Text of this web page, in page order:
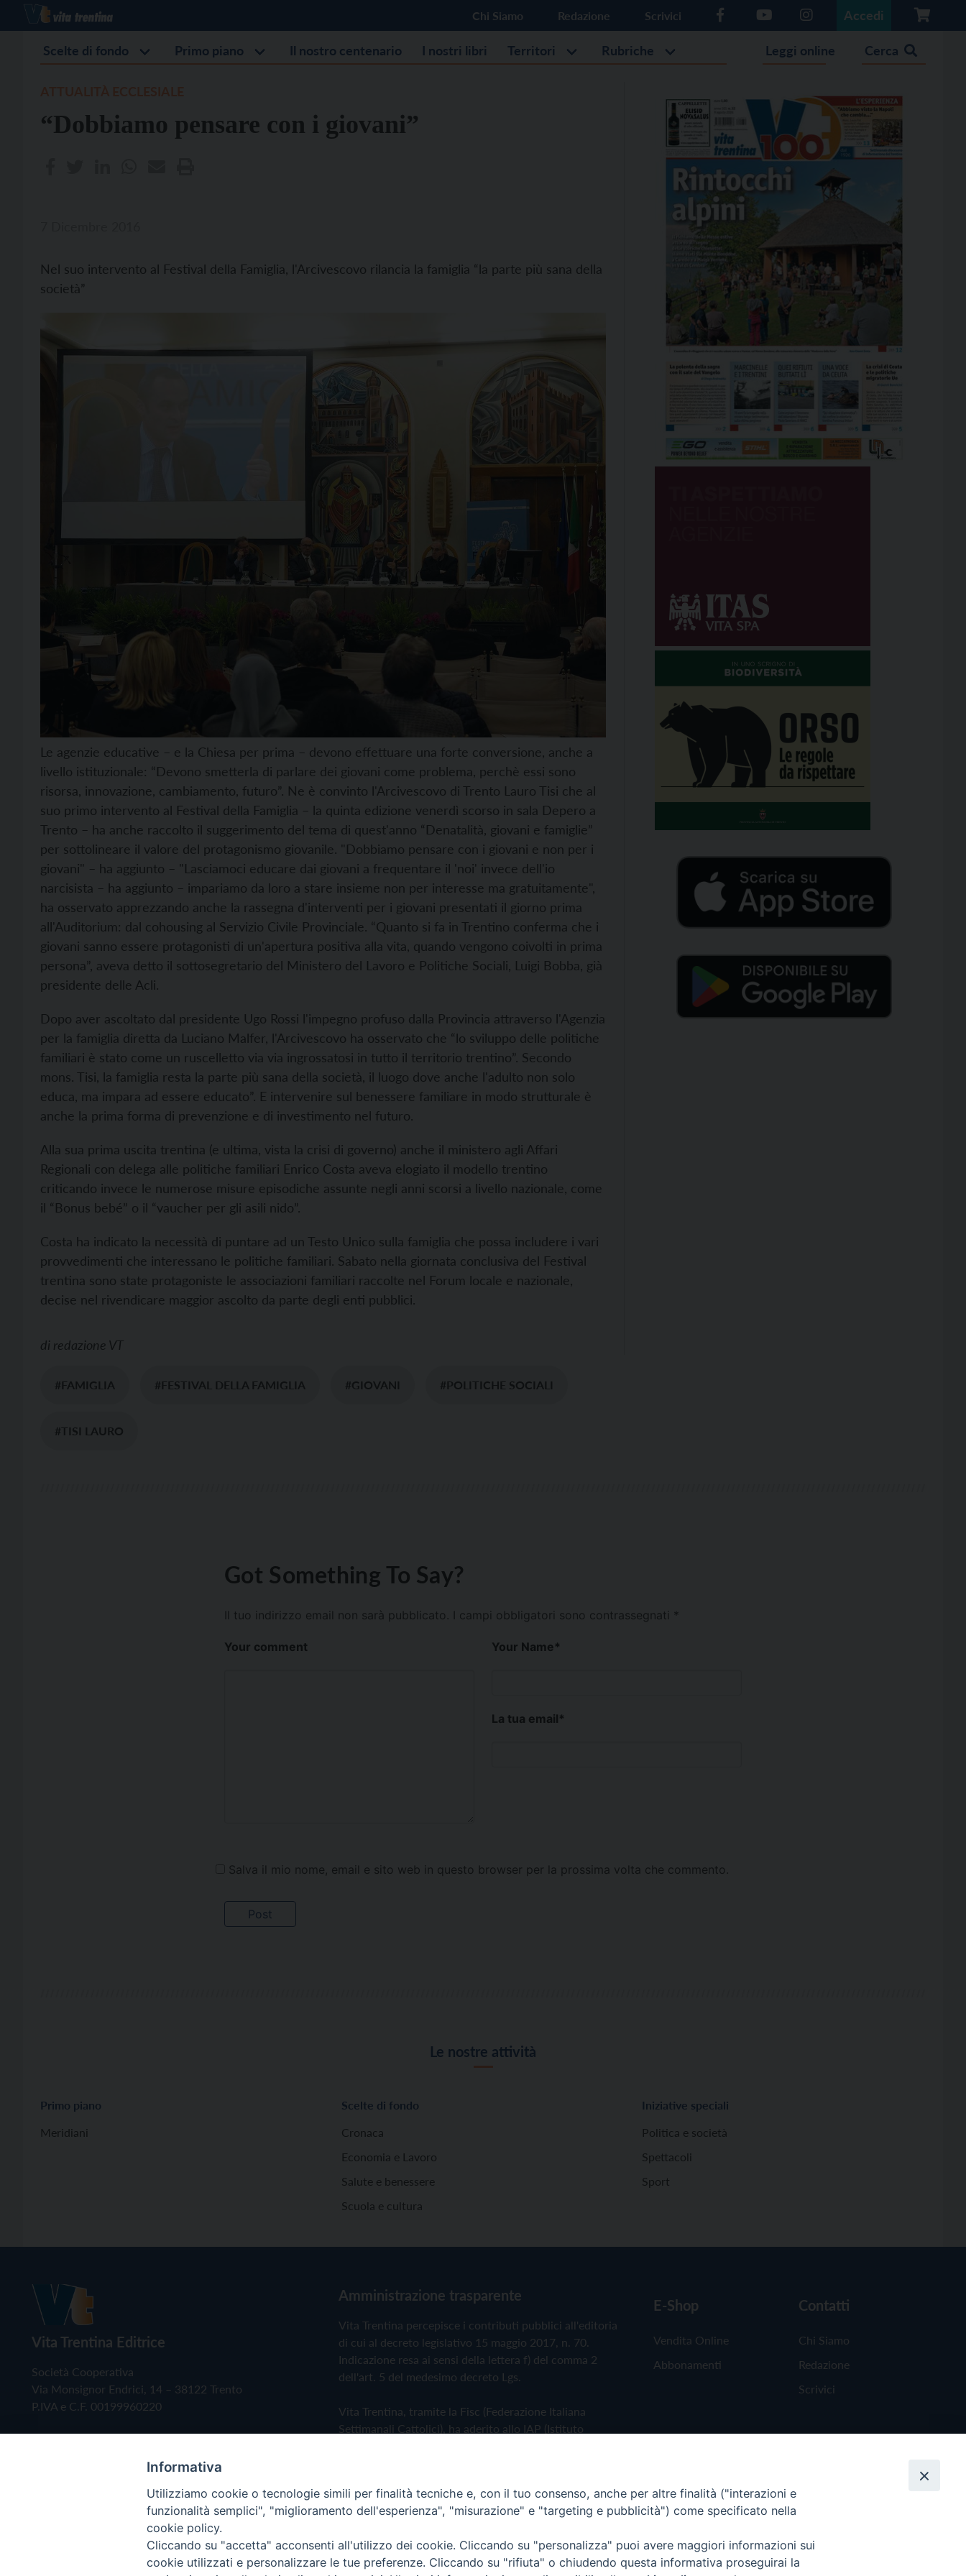
Chi Siamo Redazione Scrivici Accedi
Scelte di fondo Primo piano Il nostro centenario I nostri libri Territori Rubriche Leggi online Cerca
“Dobbiamo pensare con i giovani”
Nel suo intervento al Festival della Famiglia, l'Arcivescovo rilancia la famiglia “la parte più sana della
società”
Le agenzie educative – e la Chiesa per prima – devono effettuare una forte conversione, anche a
livello istituzionale: “Devono smetterla di parlare dei giovani come problema, perchè essi sono
risorsa, innovazione, cambiamento, futuro”. Ne è convinto l'Arcivescovo di Trento Lauro Tisi che al
suo primo intervento al Festival della Famiglia – la quinta edizione venerdì scorso in sala Depero a
Trento – ha anche raccolto il suggerimento del tema di quest'anno “Denatalità, giovani e famiglie”
per sottolineare il valore del protagonismo giovanile. "Dobbiamo pensare con i giovani e non per i
giovani" – ha aggiunto – "Lasciamoci educare dai giovani a frequentare il 'noi' invece dell'io
narcisista – ha aggiunto – impariamo da loro a stare insieme non per interesse ma gratuitamente",
ha osservato apprezzando anche la rassegna d'interventi per i giovani presentati il giorno prima
all'Auditorium: dal cohousing al Servizio Civile Provinciale. “Quanto si fa in Trentino conferma che i
giovani sanno essere protagonisti di un'apertura positiva alla vita, quando vengono coivolti in prima
persona”, aveva detto il sottosegretario del Ministero del Lavoro e Politiche Sociali, Luigi Bobba, già
presidente delle Acli.
Dopo aver ascoltato dal presidente Ugo Rossi l'impegno profuso dalla Provincia attraverso l'Agenzia
per la famiglia diretta da Luciano Malfer, l'Arcivescovo ha osservato che “lo sviluppo delle politiche
familiari è stato come un ruscelletto via via ingrossatosi in tutto il territorio trentino”. Secondo
mons. Tisi, la famiglia resta la parte più sana della società, il luogo dove anche l'adulto non solo
educa, ma impara ad essere educato”. E intervenire sul benessere familiare in modo strutturale è
anche la prima forma di prevenzione e di investimento nel futuro.
Alla sua prima uscita trentina (e ultima, vista la crisi di governo) anche il ministero agli Affari
Regionali con delega alle politiche familiari Enrico Costa aveva elogiato il modello trentino
criticando invece le numerose misure episodiche assunte negli anni scorsi a livello nazionale, come
il “Bonus bebé” o il “vaucher per gli asili nido”.
Costa ha indicato la necessità di puntare ad un Testo Unico sulla famiglia che possa includere i vari
provvedimenti che interessano le politiche familiari. Sabato nella giornata conclusiva del Festival
trentina sono state protagoniste le associazioni familiari raccolte nel Forum locale e nazionale,
decise nel rivendicare maggior ascolto da parte degli enti pubblici.
di redazione VT
#FAMIGLIA #FESTIVAL DELLA FAMIGLIA #GIOVANI #POLITICHE SOCIALI
#TISI LAURO
Got Something To Say?
Il tuo indirizzo email non sarà pubblicato. I campi obbligatori sono contrassegnati *
Your comment Your Name*
La tua email*
Salva il mio nome, email e sito web in questo browser per la prossima volta che commento.
Le nostre attività
Primo piano
Meridiani
Scelte di fondo
Cronaca
Economia e Lavoro
Salute e benessere
Scuola e cultura
Iniziative speciali
Politica e società
Spettacoli
Sport
Vita Trentina Editrice
Società Cooperativa
Via Monsignor Endrici, 14 – 38122 Trento
P.IVA e C.F. 00199960220
Amministrazione trasparente
Vita Trentina percepisce i contributi pubblici all'editoria
di cui al decreto legislativo 15 maggio 2017, n. 70.
Indicazione resa ai sensi della lettera f) del comma 2
dell'art. 5 del medesimo decreto Lgs.
Vita Trentina, tramite la Fisc (Federazione Italiana
Settimanali Cattolici), ha aderito allo IAP (Istituto
Privacy Policy Cookie Policy
E-Shop
Vendita Online
Abbonamenti
Contatti
Chi Siamo
Redazione
Scrivici
Copyright © 2019 - Tutti i diritti riservati - Vita Trentina Editrice
Informativa
Utilizziamo cookie o tecnologie simili per finalità tecniche e, con il tuo consenso, anche per altre finalità ("interazioni e
funzionalità semplici", "miglioramento dell'esperienza", "misurazione" e "targeting e pubblicità") come specificato nella
cookie policy.
Cliccando su "accetta" acconsenti all'utilizzo dei cookie. Cliccando su "personalizza" puoi avere maggiori informazioni sui
cookie utilizzati e personalizzare le tue preferenze. Cliccando su "rifiuta" o chiudendo questa informativa proseguirai la